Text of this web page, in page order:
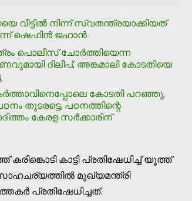
വീട്ടില്‍ നിന്ന് സ്വതന്ത്രയാക്കിയത്
ഷെഫിന്‍ ജഹാന്‍
പൊലീസ് ചോര്‍ത്തിയെന്ന
ദിലീപ്, അങ്കമാലി കോടതിയെ
കോടതി പറഞ്ഞു,
തുടരട്ടെ, പഠനത്തിന്റെ
കേരള സര്‍ക്കാരിന്
കാട്ടി പ്രതിഷേധിച്ച് യൂത്ത്
മുഖ്യമന്ത്രി
പ്രതിഷേധിച്ചത്.